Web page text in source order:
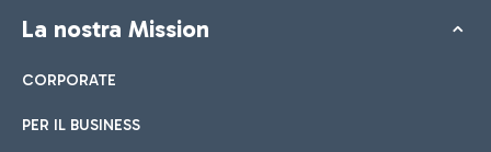
La nostra Mission
CORPORATE
PER IL BUSINESS